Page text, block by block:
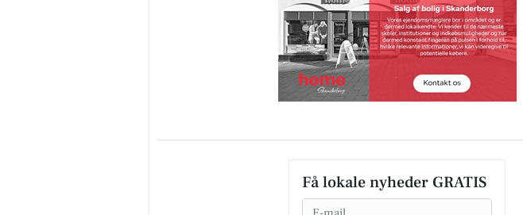
Få lokale nyheder GRATIS
Email